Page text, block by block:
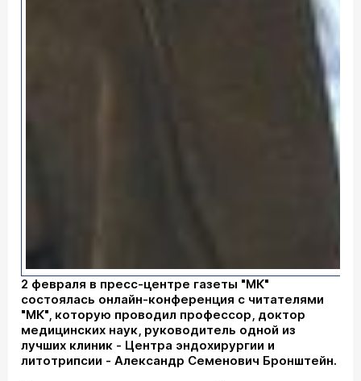
2 февраля в пресс-центре газеты "МК"
состоялась онлайн-конференция с читателями
"МК", которую проводил профессор, доктор
медицинских наук, руководитель одной из
лучших клиник - Центра эндохирургии и
литотрипсии - Александр Семенович Бронштейн.